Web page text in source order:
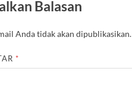
Balasan
Anda tidak akan dipublikasikan.
*